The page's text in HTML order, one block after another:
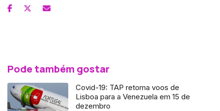
Pode também gostar
Covid-19: TAP retoma voos de
Lisboa para a Venezuela em 15 de
dezembro